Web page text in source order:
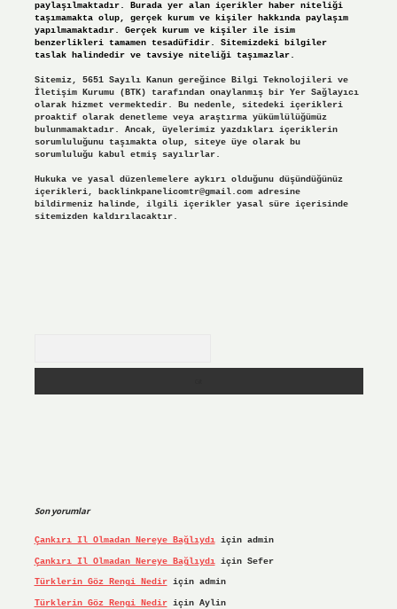
paylaşılmaktadır. Burada yer alan içerikler haber niteliği
taşımamakta olup, gerçek kurum ve kişiler hakkında paylaşım
yapılmamaktadır. Gerçek kurum ve kişiler ile isim
benzerlikleri tamamen tesadüfidir. Sitemizdeki bilgiler
taslak halindedir ve tavsiye niteliği taşımazlar.
Sitemiz, 5651 Sayılı Kanun gereğince Bilgi Teknolojileri ve
İletişim Kurumu (BTK) tarafından onaylanmış bir Yer Sağlayıcı
olarak hizmet vermektedir. Bu nedenle, sitedeki içerikleri
proaktif olarak denetleme veya araştırma yükümlülüğümüz
bulunmamaktadır. Ancak, üyelerimiz yazdıkları içeriklerin
sorumluluğunu taşımakta olup, siteye üye olarak bu
sorumluluğu kabul etmiş sayılırlar.
Hukuka ve yasal düzenlemelere aykırı olduğunu düşündüğünüz
içerikleri, backlinkpanelicomtr@gmail.comadresine
bildirmeniz halinde, ilgili içerikler yasal süre içerisinde
sitemizden kaldırılacaktır.
Son yorumlar
Çankırı Il Olmadan Nereye Bağlıydıiçin admin
Çankırı Il Olmadan Nereye Bağlıydıiçin Sefer
Türklerin Göz Rengi Nediriçin admin
Türklerin Göz Rengi Nediriçin Aylin